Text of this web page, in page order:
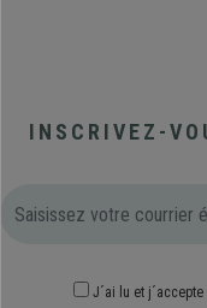
INSCRIVEZ-
J´ai lu et j´accepte